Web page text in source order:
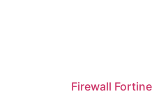
Firewall